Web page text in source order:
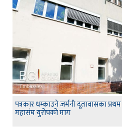
पत्रकार धम्काउने जर्मनी दूतावासका
महासंघ युरोपको माग